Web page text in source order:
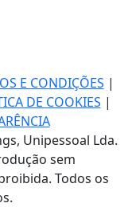
E CONDIÇÕES |
DE COOKIES |
Unipessoal Lda.
sem
Todos os